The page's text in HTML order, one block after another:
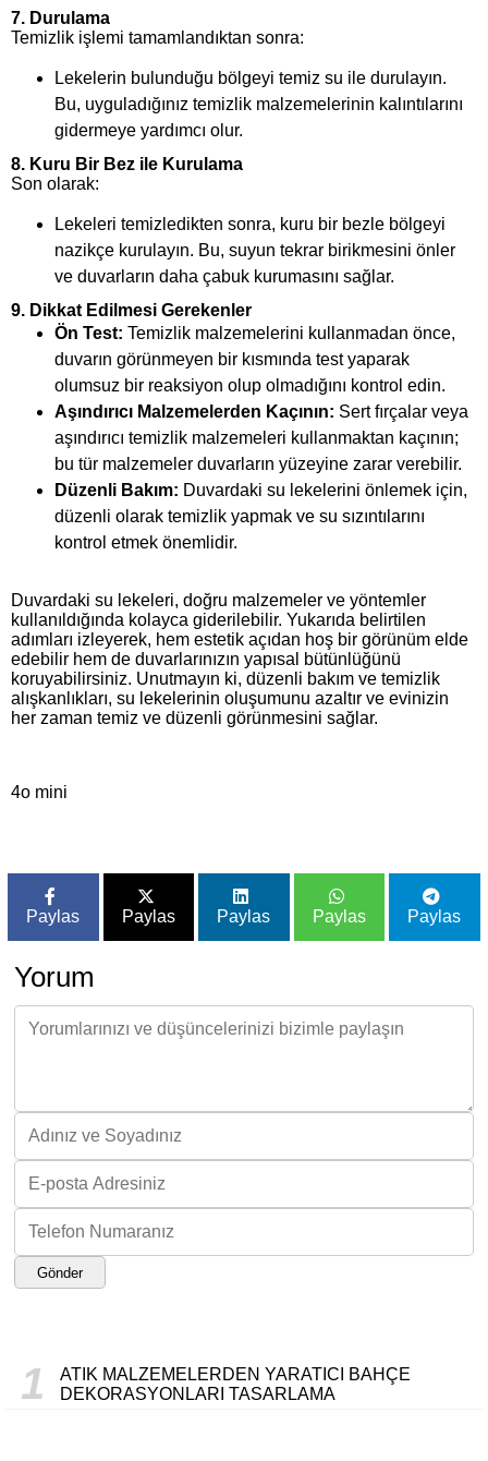
7. Durulama
Temizlik işlemi tamamlandıktan sonra:
Lekelerin bulunduğu bölgeyi temiz su ile durulayın.
Bu, uyguladığınız temizlik malzemelerinin kalıntılarını
gidermeye yardımcı olur.
8. Kuru Bir Bez ile Kurulama
Son olarak:
Lekeleri temizledikten sonra, kuru bir bezle bölgeyi
nazikçe kurulayın. Bu, suyun tekrar birikmesini önler
ve duvarların daha çabuk kurumasını sağlar.
9. Dikkat Edilmesi Gerekenler
Ön Test: Temizlik malzemelerini kullanmadan önce,
duvarın görünmeyen bir kısmında test yaparak
olumsuz bir reaksiyon olup olmadığını kontrol edin.
Aşındırıcı Malzemelerden Kaçının: Sert fırçalar veya
aşındırıcı temizlik malzemeleri kullanmaktan kaçının;
bu tür malzemeler duvarların yüzeyine zarar verebilir.
Düzenli Bakım: Duvardaki su lekelerini önlemek için,
düzenli olarak temizlik yapmak ve su sızıntılarını
kontrol etmek önemlidir.
Duvardaki su lekeleri, doğru malzemeler ve yöntemler
kullanıldığında kolayca giderilebilir. Yukarıda belirtilen
adımları izleyerek, hem estetik açıdan hoş bir görünüm elde
edebilir hem de duvarlarınızın yapısal bütünlüğünü
koruyabilirsiniz. Unutmayın ki, düzenli bakım ve temizlik
alışkanlıkları, su lekelerinin oluşumunu azaltır ve evinizin
her zaman temiz ve düzenli görünmesini sağlar.
4o mini
Paylas Paylas Paylas Paylas Paylas
Yorum
Gönder
1
ATIK MALZEMELERDEN YARATICI BAHÇE
DEKORASYONLARI TASARLAMA